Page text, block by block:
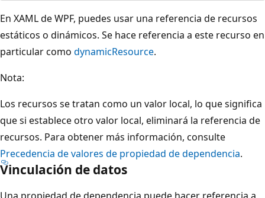
En XAML de WPF, puedes usar una referencia de recursos
estáticos o dinámicos. Se hace referencia a este recurso en
particular como dynamicResource.
Nota:
Los recursos se tratan como un valor local, lo que significa
que si establece otro valor local, eliminará la referencia de
recursos. Para obtener más información, consulte
Precedencia de valores de propiedad de dependencia.
Vinculación de datos
Una propiedad de dependencia puede hacer referencia a